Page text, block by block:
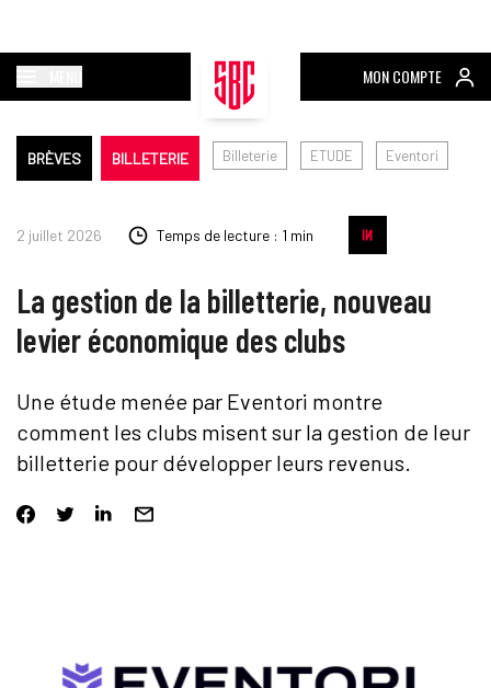
MON COMPTE
BRÈVES BILLETERIE Billeterie ETUDE Eventori
2 juillet 2026 Temps de lecture : 1 min
La gestion de la billetterie, nouveau
levier économique des clubs
Une étude menée par Eventori montre
comment les clubs misent sur la gestion de leur
billetterie pour développer leurs revenus.